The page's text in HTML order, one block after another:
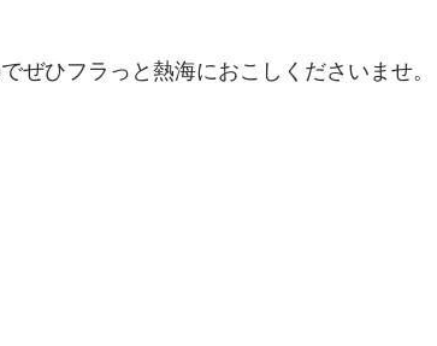
ぜひフラっと熱海におこしくださいませ。